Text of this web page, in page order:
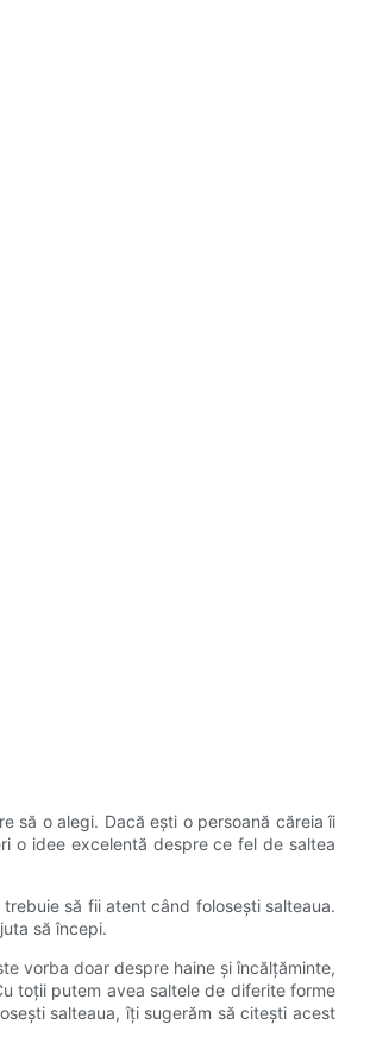
să o alegi. Dacă ești o persoană căreia îi
o idee excelentă despre ce fel de saltea
să fii atent când folosești salteaua.
să începi.
vorba doar despre haine și încălțăminte,
toții putem avea saltele de diferite forme
salteaua, îți sugerăm să citești acest